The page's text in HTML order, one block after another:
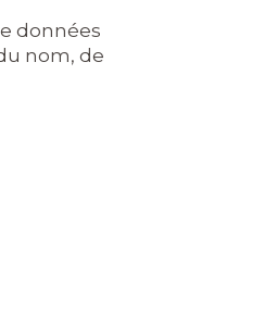
données
nom, de